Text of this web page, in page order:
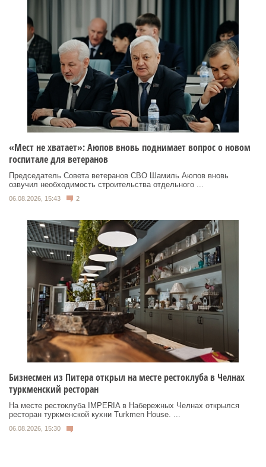
«Мест не хватает»: Аюпов вновь поднимает вопрос о новом
госпитале для ветеранов
Председатель Совета ветеранов СВО Шамиль Аюпов вновь
озвучил необходимость строительства отдельного ...
06.08.2026, 15:43 2
Бизнесмен из Питера открыл на месте рестоклуба в Челнах
туркменский ресторан
На месте рестоклуба IMPERIA в Набережных Челнах открылся
ресторан туркменской кухни Turkmen House. ...
06.08.2026, 15:30